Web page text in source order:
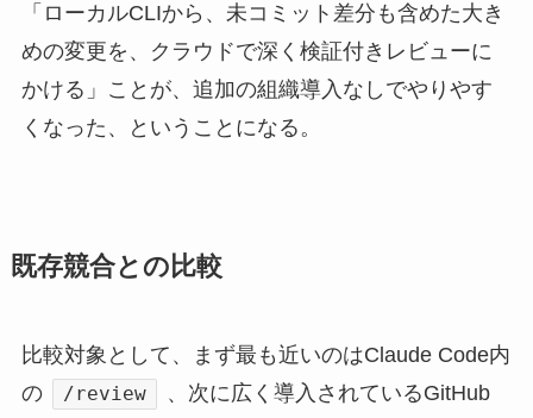
「ローカルCLIから、未コミット差分も含めた大き
めの変更を、クラウドで深く検証付きレビューに
かける」ことが、追加の組織導入なしでやりやす
くなった、ということになる。
既存競合との比較
比較対象として、まず最も近いのはClaude Code内
の
/review
、次に広く導入されているGitHub